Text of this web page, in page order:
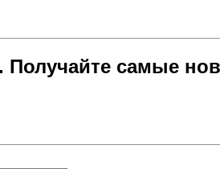
самые